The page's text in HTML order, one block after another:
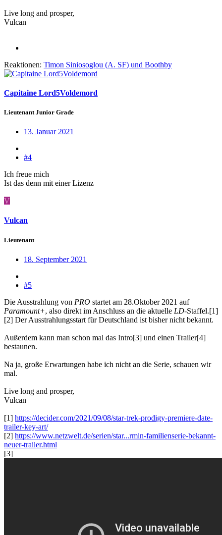
Live long and prosper,
Vulcan
Reaktionen: Timon Siniosoglou (A. SF) und Boothby
Capitaine Lord5Voldemord
Lieutenant Junior Grade
13. Januar 2021
#4
Ich freue mich
Ist das denn mit einer Lizenz
V
Vulcan
Lieutenant
18. September 2021
#5
Die Ausstrahlung von PRO startet am 28.Oktober 2021 auf
Paramount+, also direkt im Anschluss an die aktuelle LD-Staffel.[1]
[2] Der Ausstrahlungsstart für Deutschland ist bisher nicht bekannt.
Außerdem kann man schon mal das Intro[3] und einen Trailer[4]
bestaunen.
Na ja, große Erwartungen habe ich nicht an die Serie, schauen wir
mal.
Live long and prosper,
Vulcan
[1] https://decider.com/2021/09/08/star-trek-prodigy-premiere-date-
trailer-key-art/
[2] https://www.netzwelt.de/serien/star...rmin-familienserie-bekannt-
neuer-trailer.html
[3]